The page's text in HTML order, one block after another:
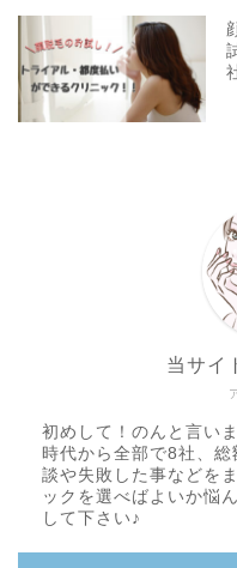
当サイ
初めして！のんと言い
時代から全部で8社、
談や失敗した事などを
ックを選べばよいか悩
して下さい♪